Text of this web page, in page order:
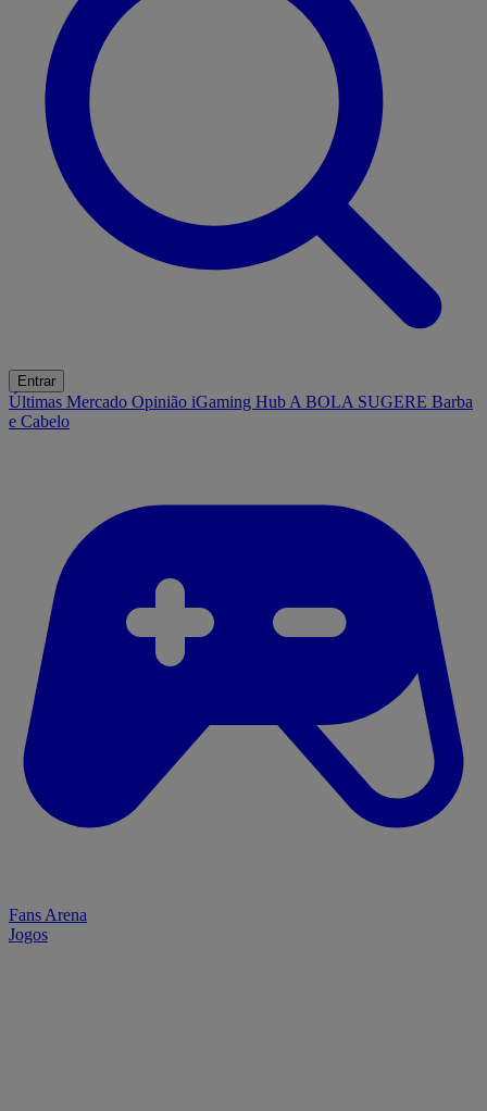
Entrar
Últimas Mercado Opinião iGaming Hub A BOLA SUGERE Barba
e Cabelo
Fans Arena
Jogos